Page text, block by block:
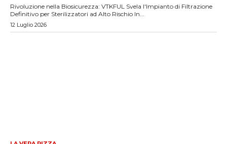
Rivoluzione nella Biosicurezza: VTKFUL Svela l'Impianto di Filtrazione
Definitivo per Sterilizzatori ad Alto Rischio In...
12 Luglio 2026